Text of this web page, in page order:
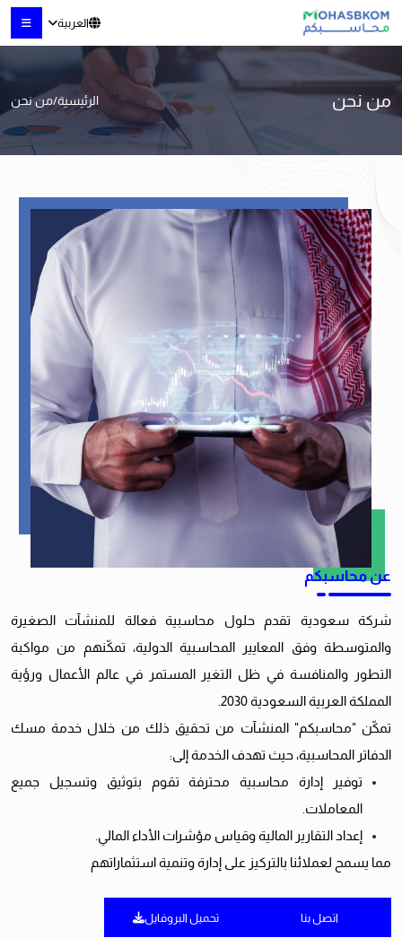
العربية
من نحن الرئيسية/من نحن
عن محاسبكم
شركة سعودية تقدم حلول محاسبية فعالة للمنشآت الصغيرة
والمتوسطة وفق المعايير المحاسبية الدولية، تمكّنهم من مواكبة
التطور والمنافسة في ظل التغير المستمر في عالم الأعمال ورؤية
المملكة العربية السعودية 2030.
تمكّن "محاسبكم" المنشآت من تحقيق ذلك من خلال خدمة مسك
الدفاتر المحاسبية، حيث تهدف الخدمة إلى:
توفير إدارة محاسبية محترفة تقوم بتوثيق وتسجيل جميع
المعاملات.
إعداد التقارير المالية وقياس مؤشرات الأداء المالي.
مما يسمح لعملائنا بالتركيز على إدارة وتنمية استثماراتهم
اتصل بنا تحميل البروفايل